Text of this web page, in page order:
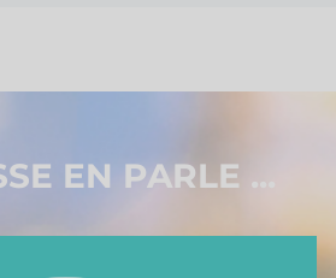
EN PARLE ...